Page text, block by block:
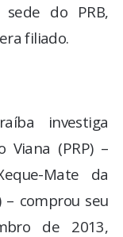
do PRB,
filiado.
investiga
(PRP) –
Mate da
– comprou seu
de 2013,